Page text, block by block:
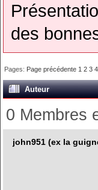
des
Pages: Page précédente 1 2 3 4
Auteur
0 Membres
john951 (ex la